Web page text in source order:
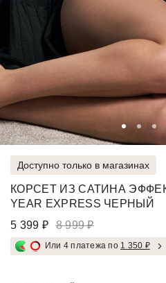
Доступно только в магазинах
КОРСЕТ ИЗ САТИНА
YEAR EXPRESS ЧЕРНЫЙ
5 399 ₽
8 999 ₽
Или 4 платежа по 1 350 ₽